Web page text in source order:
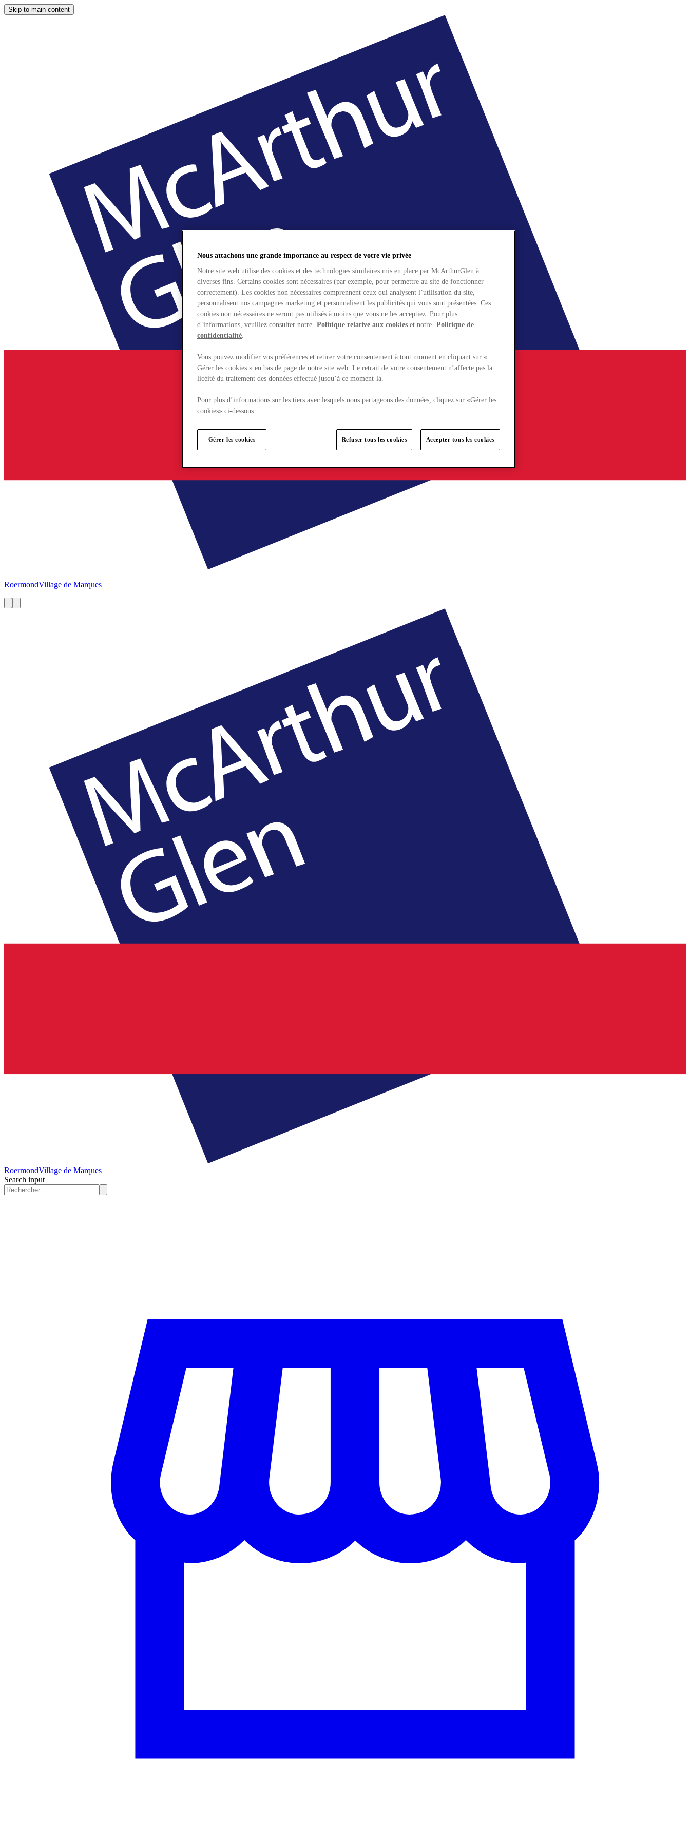
Skip to main content
RoermondVillage de Marques
RoermondVillage de Marques
Search input
Nous attachons une grande importance au respect de votre vie privée
Notre site web utilise des cookies et des technologies similaires mis en place par McArthurGlen à
diverses fins. Certains cookies sont nécessaires (par exemple, pour permettre au site de fonctionner
correctement). Les cookies non nécessaires comprennent ceux qui analysent l’utilisation du site,
personnalisent nos campagnes marketing et personnalisent les publicités qui vous sont présentées. Ces
cookies non nécessaires ne seront pas utilisés à moins que vous ne les acceptiez. Pour plus
d’informations, veuillez consulter notre Politique relative aux cookies et notre Politique de
confidentialité.
Vous pouvez modifier vos préférences et retirer votre consentement à tout moment en cliquant sur «
Gérer les cookies » en bas de page de notre site web. Le retrait de votre consentement n’affecte pas la
licéité du traitement des données effectué jusqu’à ce moment-là.
Pour plus d’informations sur les tiers avec lesquels nous partageons des données, cliquez sur «Gérer les
cookies» ci-dessous.
Gérer les cookies Refuser tous les cookies Accepter tous les cookies